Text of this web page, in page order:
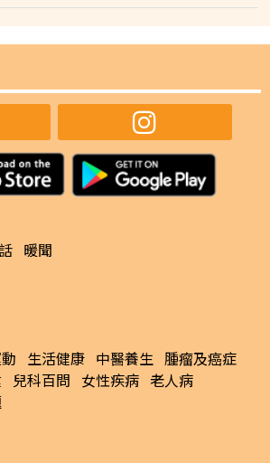
暖聞
生活健康 中醫養生 腫瘤及癌症
兒科百問 女性疾病 老人病